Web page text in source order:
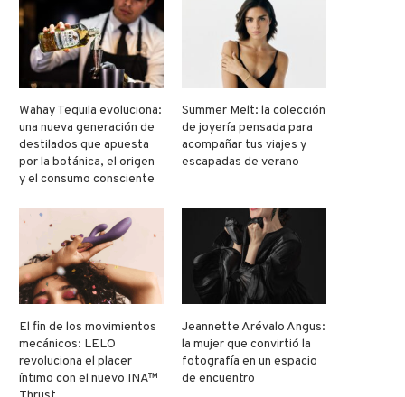
Wahay Tequila evoluciona:
una nueva generación de
destilados que apuesta
por la botánica, el origen
y el consumo consciente
Summer Melt: la colección
de joyería pensada para
acompañar tus viajes y
escapadas de verano
El fin de los movimientos
mecánicos: LELO
revoluciona el placer
íntimo con el nuevo INA™
Jeannette Arévalo Angus:
la mujer que convirtió la
fotografía en un espacio
de encuentro